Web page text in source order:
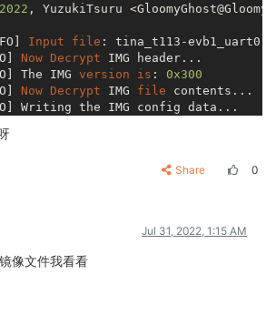
2022 , YuzukiTsuru
Input file : tina_t113-
Now Decrypt IMG header...
The IMG version is : 0x300
Now Decrypt IMG file contents...
Writing the IMG config data...
Share 0
Jul 31, 2022, 1:15 AM
像文件我看看